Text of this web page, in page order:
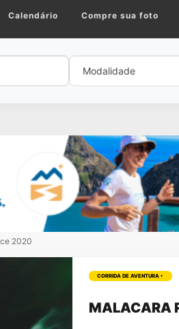
Calendário Compre sua foto
2020
CORRIDA DE AVENTURA •
MALACARA